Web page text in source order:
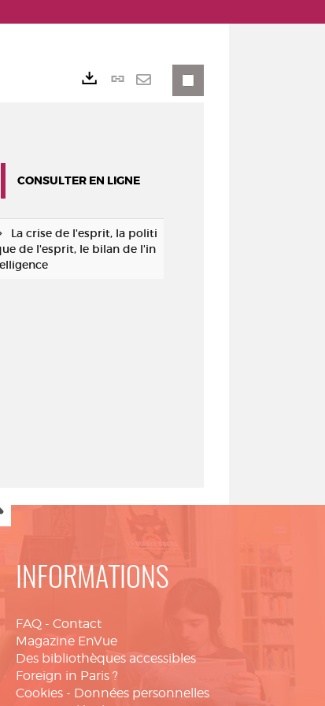
Lien
CONSULTER EN LIGNE
La crise de l'esprit, la politi
de l'esprit, le bilan de l'in
INFORMATIONS
FAQ - Contact
Magazine EnVue
Des bibliothèques accessibles
Foreign in Paris ?
Cookies - Données personnelles